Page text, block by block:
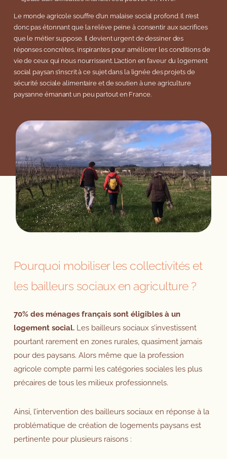
Le monde agricole souffre d’un malaise social profond. Il n’est
donc pas étonnant que la relève peine à consentir aux sacrifices
que le métier suppose. Il devient urgent de dessiner des
réponses concrètes, inspirantes pour améliorer les conditions de
vie de ceux qui nous nourrissent. L’action en faveur du logement
social paysan s’inscrit à ce sujet dans la lignée des projets de
sécurité sociale alimentaire et de soutien à une agriculture
paysanne émanant un peu partout en France.
Pourquoi mobiliser les collectivités et
les bailleurs sociaux en agriculture ?
70% des ménages français sont éligibles à un
logement social.Les bailleurs sociaux s’investissent
pourtant rarement en zones rurales, quasiment jamais
pour des paysans. Alors même que la profession
agricole compte parmi les catégories sociales les plus
précaires de tous les milieux professionnels.
Ainsi, l’intervention des bailleurs sociaux en réponse à la
problématique de création de logements paysans est
pertinente pour plusieurs raisons :